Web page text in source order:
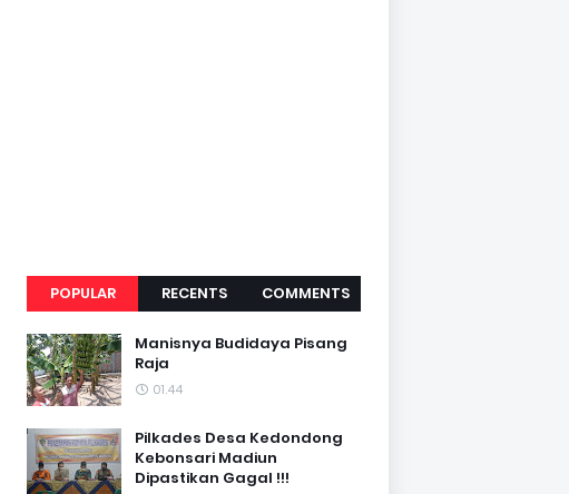
POPULAR RECENTS COMMENTS
Manisnya Budidaya Pisang
Raja
01.44
Pilkades Desa Kedondong
Kebonsari Madiun
Dipastikan Gagal !!!